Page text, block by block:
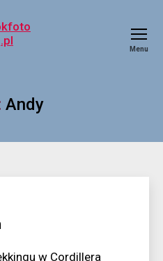
Menu
Andy
w Cordillera